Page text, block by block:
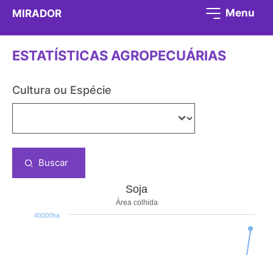
MIRADOR Menu
ESTATÍSTICAS AGROPECUÁRIAS
Cultura ou Espécie
Buscar
Soja
Área colhida
40000ha